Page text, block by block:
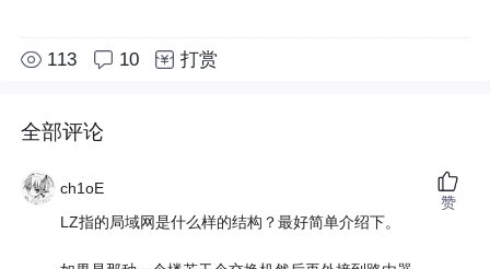
113 10 打赏
全部评论
ch1oE
LZ指的局域网是什么样的结构？最好简单介绍下。
赞